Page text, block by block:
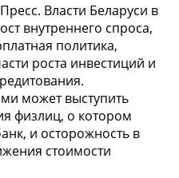
Власти Беларуси в
внутреннего спроса,
политика,
роста инвестиций и
может выступить
физлиц, о котором
и осторожность в
стоимости